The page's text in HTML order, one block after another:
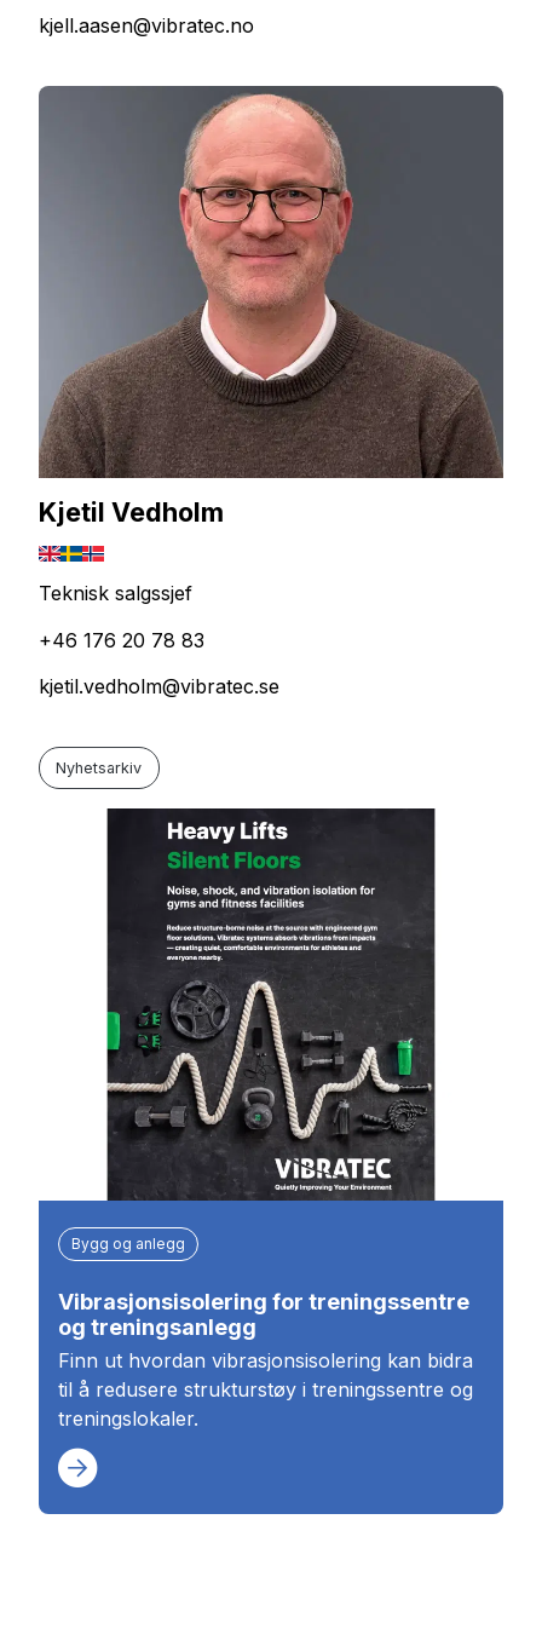
kjell.aasen@vibratec.no
Kjetil Vedholm
Teknisk salgssjef
+46 176 20 78 83
kjetil.vedholm@vibratec.se
Nyhetsarkiv
Bygg og anlegg
Vibrasjonsisolering for treningssentre
og treningsanlegg
Finn ut hvordan vibrasjonsisolering kan bidra
til å redusere strukturstøy i treningssentre og
treningslokaler.